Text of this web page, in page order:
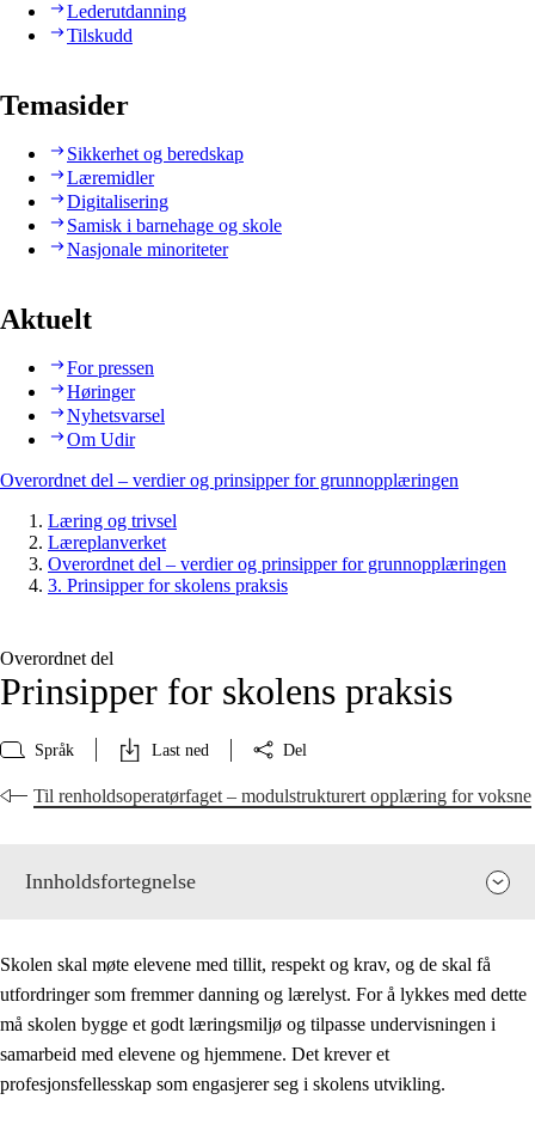
Lederutdanning
Tilskudd
Temasider
Sikkerhet og beredskap
Læremidler
Digitalisering
Samisk i barnehage og skole
Nasjonale minoriteter
Aktuelt
For pressen
Høringer
Nyhetsvarsel
Om Udir
Overordnet del – verdier og prinsipper for grunnopplæringen
Læring og trivsel
Læreplanverket
Overordnet del – verdier og prinsipper for grunnopplæringen
3. Prinsipper for skolens praksis
Overordnet del
Prinsipper for skolens praksis
Språk Last ned Del
Til renholdsoperatørfaget – modulstrukturert opplæring for voksne
Innholdsfortegnelse
Skolen skal møte elevene med tillit, respekt og krav, og de skal få
utfordringer som fremmer danning og lærelyst. For å lykkes med dette
må skolen bygge et godt læringsmiljø og tilpasse undervisningen i
samarbeid med elevene og hjemmene. Det krever et
profesjonsfellesskap som engasjerer seg i skolens utvikling.